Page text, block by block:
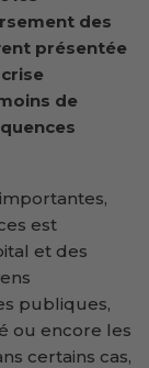
des
présentée
de
est
et des
publiques,
ou encore les
certains cas,